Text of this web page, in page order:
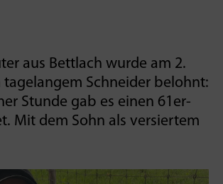
aus Bettlach wurde am 2.
tagelangem Schneider belohnt:
Stunde gab es einen 61er-
Mit dem Sohn als versiertem